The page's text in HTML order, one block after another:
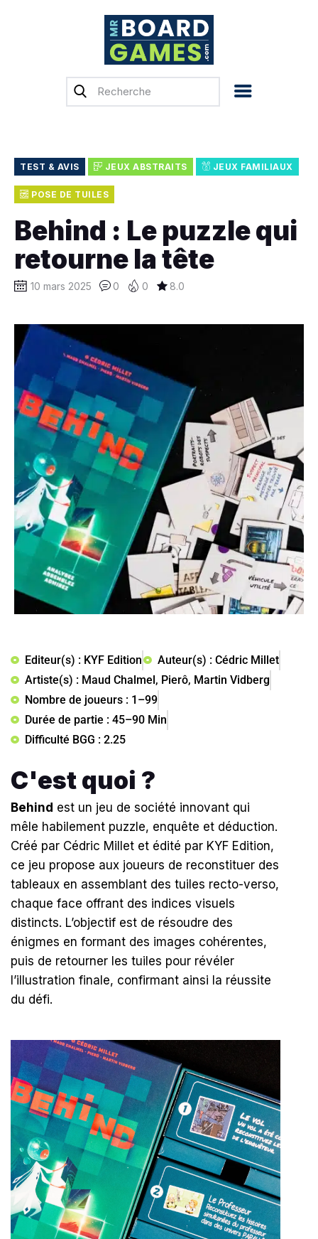
Accueil
Previews
Tops, Conseils &
Financement
participatif
Français
TEST & AVIS JEUX ABSTRAITS JEUX FAMILIAUX
POSE DE TUILES
Behind : Le puzzle qui
retourne la tête
10 mars 2025 0 0 8.0
Editeur(s) : KYF Edition
Auteur(s) : Cédric Millet
Artiste(s) : Maud Chalmel, Pierô, Martin Vidberg
Nombre de joueurs : 1–99
Durée de partie : 45–90 Min
Difficulté BGG : 2.25
C'est quoi ?
Behind est un jeu de société innovant qui
mêle habilement puzzle, enquête et déduction.
Créé par Cédric Millet et édité par KYF Edition,
ce jeu propose aux joueurs de reconstituer des
tableaux en assemblant des tuiles recto-verso,
chaque face offrant des indices visuels
distincts. L’objectif est de résoudre des
énigmes en formant des images cohérentes,
puis de retourner les tuiles pour révéler
l’illustration finale, confirmant ainsi la réussite
du défi.